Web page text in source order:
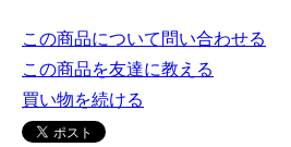
この商品について問い合わせる
この商品を友達に教える
買い物を続ける